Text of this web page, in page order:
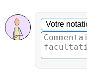
Commentaire
Votre notation